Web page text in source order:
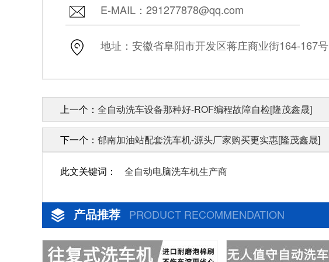
E-MAIL：291277878@qq.com
地址：安徽省阜阳市开发区蒋庄商业街164-167号
上一个： 全自动洗车设备那种好-ROF编程故障自检[隆茂鑫晟]
下一个： 郁南加油站配套洗车机-源头厂家购买更实惠[隆茂鑫晟]
此文关键词： 全自动电脑洗车机生产商
产品推荐 PRODUCT RECOMMENDATION